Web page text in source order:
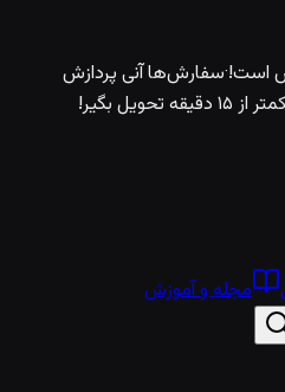
است!·سفارش‌ها آنی پردازش
بگیر!
مجله و آموزش